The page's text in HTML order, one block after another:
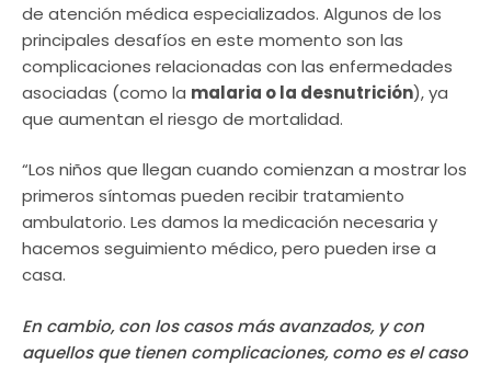
de atención médica especializados. Algunos de los
principales desafíos en este momento son las
complicaciones relacionadas con las enfermedades
asociadas (como la malaria o la desnutrición), ya
que aumentan el riesgo de mortalidad.
“Los niños que llegan cuando comienzan a mostrar los
primeros síntomas pueden recibir tratamiento
ambulatorio. Les damos la medicación necesaria y
hacemos seguimiento médico, pero pueden irse a
casa.
En cambio, con los casos más avanzados, y con
aquellos que tienen complicaciones, como es el caso